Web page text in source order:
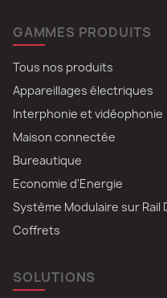
GAMMES PRODUITS
Tous nos produits
Appareillages électriques
Interphonie et vidéophonie
Maison connectée
Bureautique
Economie d'Energie
Système Modulaire sur Rail
Coffrets
SOLUTIONS